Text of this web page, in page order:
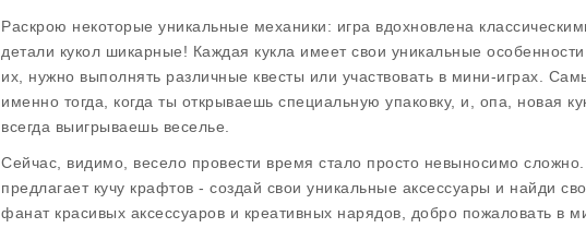
Раскрою некоторые уникальные механики: игра вдохновлена
детали кукол шикарные! Каждая кукла имеет свои уникальные
их, нужно выполнять различные квесты или участвовать в мини-играх.
именно тогда, когда ты открываешь специальную упаковку, и, опа, новая
всегда выигрываешь веселье.
Сейчас, видимо, весело провести время стало просто невыносимо
предлагает кучу крафтов - создай свои уникальные аксессуары и найди
фанат красивых аксессуаров и креативных нарядов, добро пожаловать в